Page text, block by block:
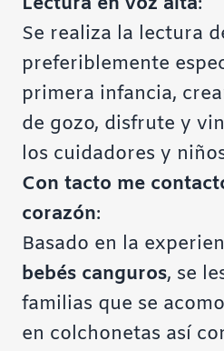
Se realiza la lectura
preferiblemente
primera infancia,
de gozo, disfrute y
los cuidadores y
Con tacto me
corazón:
Basado en la
bebés canguros, se
familias que se
en colchonetas así